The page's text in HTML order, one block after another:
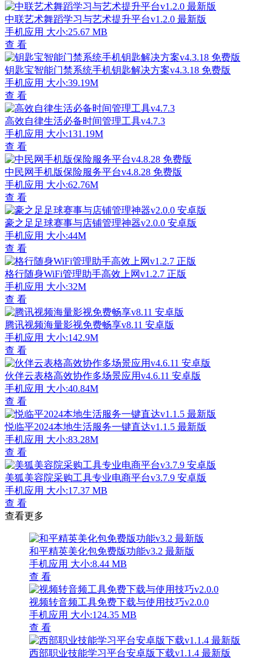
中联艺术舞蹈学习与艺术提升平台v1.2.0 最新版
手机应用 大小:25.67 MB
查 看
钥匙宝智能门禁系统手机钥匙解决方案v4.3.18 免费版
手机应用 大小:39.19M
查 看
高效自律生活必备时间管理工具v4.7.3
手机应用 大小:131.19M
查 看
中民网手机版保险服务平台v4.8.28 免费版
手机应用 大小:62.76M
查 看
豪之足足球赛事与店铺管理神器v2.0.0 安卓版
手机应用 大小:44M
查 看
格行随身WiFi管理助手高效上网v1.2.7 正版
手机应用 大小:32M
查 看
腾讯视频海量影视免费畅享v8.11 安卓版
手机应用 大小:142.9M
查 看
伙伴云表格高效协作多场景应用v4.6.11 安卓版
手机应用 大小:40.84M
查 看
悦临平2024本地生活服务一键直达v1.1.5 最新版
手机应用 大小:83.28M
查 看
美狐美容院采购工具专业电商平台v3.7.9 安卓版
手机应用 大小:17.37 MB
查 看
查看更多
和平精英美化包免费版功能v3.2 最新版
手机应用 大小:8.44 MB
查 看
视频转音频工具免费下载与使用技巧v2.0.0
手机应用 大小:124.35 MB
查 看
西部职业技能学习平台安卓版下载v1.1.4 最新版